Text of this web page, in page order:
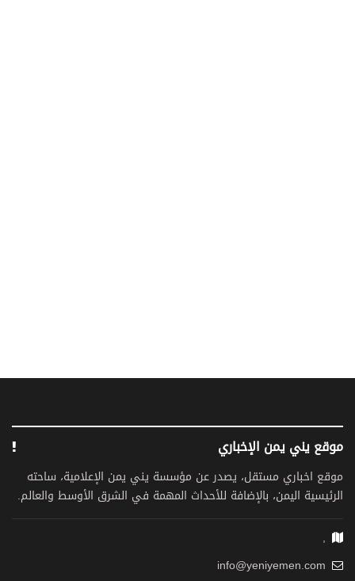
موقع يني يمن الإخباري
موقع اخباري مستقل، يصدر عن مؤسسة يني يمن الإعلامية، ساحته
الرئيسية اليمن، بالإضافة للأحداث المهمة في الشرق الأوسط والعالم.
,
info@yeniyemen.com